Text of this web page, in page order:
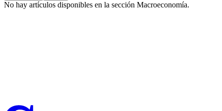
No hay artículos disponibles en la sección Macroeconomía.